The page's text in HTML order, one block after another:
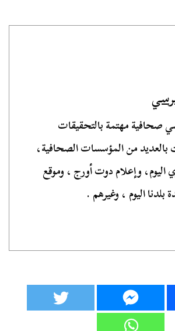
صحافية مهتمة بالتحقيقات
بالعديد من المؤسسات الصحافية،
اليوم، وإعلام دوت أورج ، وموقع
اليوم ، وغيرهم .